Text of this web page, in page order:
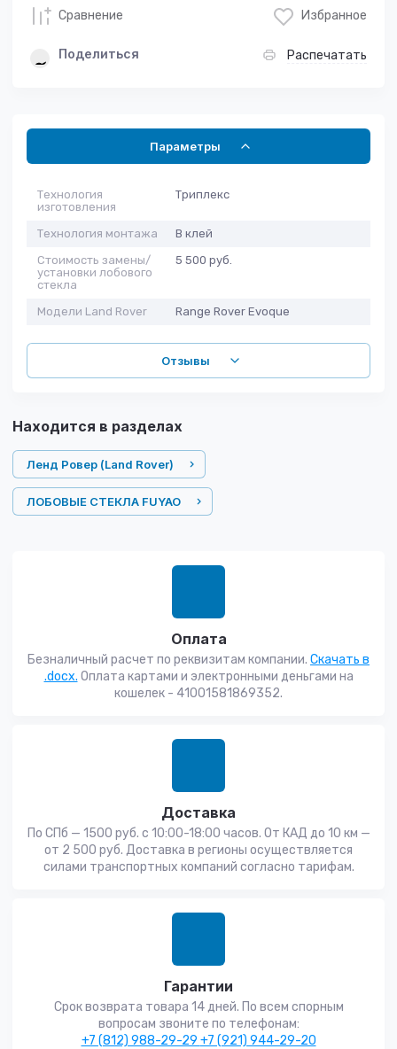
Сравнение Избранное
Поделиться Распечатать
Параметры
Технология
изготовления
Триплекс
Технология монтажа
В клей
Стоимость замены/
установки лобового
стекла
5 500 руб.
Модели Land Rover Range Rover Evoque
Отзывы
Находится в разделах
Ленд Ровер (Land Rover)
ЛОБОВЫЕ СТЕКЛА FUYAO
Оплата
Безналичный расчет по реквизитам компании. Скачать в
.docx. Оплата картами и электронными деньгами на
кошелек - 41001581869352.
Доставка
По СПб — 1500 руб. с 10:00-18:00 часов. От КАД до 10 км —
от 2 500 руб. Доставка в регионы осуществляется
силами транспортных компаний согласно тарифам.
Гарантии
Срок возврата товара 14 дней. По всем спорным
вопросам звоните по телефонам:
+7 (812) 988-29-29 +7 (921) 944-29-20